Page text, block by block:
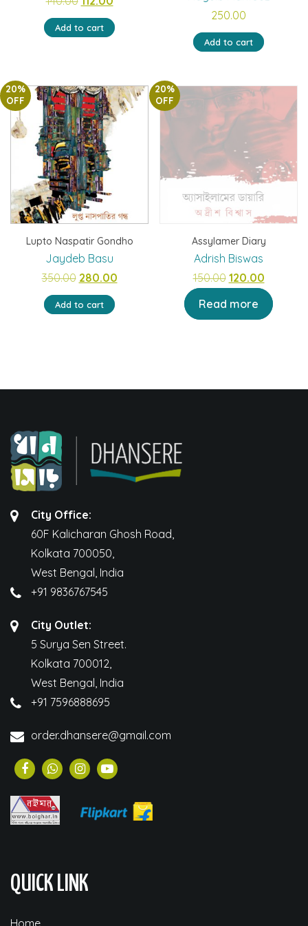
price
was:
price
is:
Add to cart
250.00
Add to cart
20%
OFF
Lupto Naspatir Gondho
Jaydeb Basu
350.00 Original
price
was:
280.00Current
Add to cart
20%
OFF
Assylamer Diary
Adrish Biswas
150.00 Original
120.00Current
price
is:
Read more
City Office:
60F Kalicharan Ghosh Road,
Kolkata 700050,
West Bengal, India
+91 9836767545
City Outlet:
5 Surya Sen Street.
Kolkata 700012,
West Bengal, India
+91 7596888695
order.dhansere@gmail.com
QUICK LINK
Home